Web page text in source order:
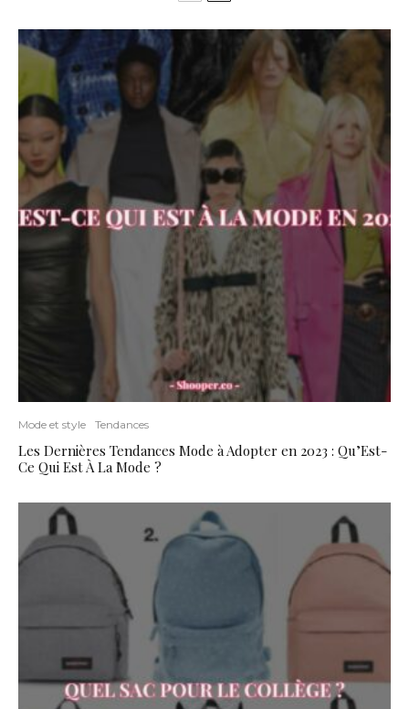
Mode et style Tendances
Les Dernières Tendances Mode à Adopter en 2023 : Qu’Est-
Ce Qui Est À La Mode ?